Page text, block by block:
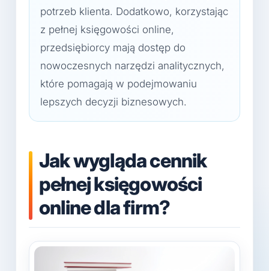
potrzeb klienta. Dodatkowo, korzystając
z pełnej księgowości online,
przedsiębiorcy mają dostęp do
nowoczesnych narzędzi analitycznych,
które pomagają w podejmowaniu
lepszych decyzji biznesowych.
Jak wygląda cennik
pełnej księgowości
online dla firm?